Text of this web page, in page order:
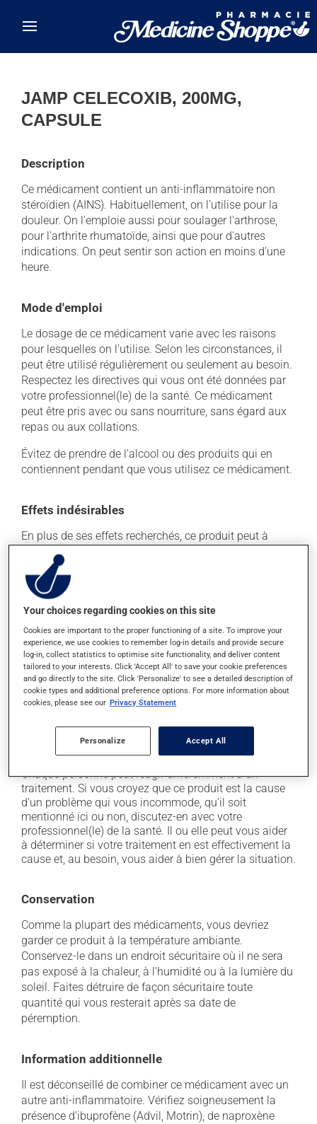
JAMP CELECOXIB, 200MG,
CAPSULE
Description
Ce médicament contient un anti-inflammatoire non
stéroïdien (AINS). Habituellement, on l'utilise pour la
douleur. On l'emploie aussi pour soulager l'arthrose,
pour l'arthrite rhumatoïde, ainsi que pour d'autres
indications. On peut sentir son action en moins d'une
heure.
Mode d'emploi
Le dosage de ce médicament varie avec les raisons
pour lesquelles on l'utilise. Selon les circonstances, il
peut être utilisé régulièrement ou seulement au besoin.
Respectez les directives qui vous ont été données par
votre professionnel(le) de la santé. Ce médicament
peut être pris avec ou sans nourriture, sans égard aux
repas ou aux collations.
Évitez de prendre de l'alcool ou des produits qui en
contiennent pendant que vous utilisez ce médicament.
Effets indésirables
En plus de ses effets recherchés, ce produit peut à
l'occasion entraîner certains effets indésirables (effets
secondaires), notamment :
il peut causer de la diarrhée;
il peut causer des maux de ventre;
il peut donner des problèmes de digestion;
il peut faire augmenter la pression artérielle;
il peut provoquer une rétention de liquide et de
l'enflure (oedème);
il peut rendre votre peau plus sensible aux rayons UV
possible de vous exposer aux rayons UV et protégez-
vous lorsque vous vous exposez au soleil.
Chaque personne peut réagir différemment à un
traitement. Si vous croyez que ce produit est la cause
d'un problème qui vous incommode, qu'il soit
mentionné ici ou non, discutez-en avec votre
professionnel(le) de la santé. Il ou elle peut vous aider
à déterminer si votre traitement en est effectivement la
cause et, au besoin, vous aider à bien gérer la situation.
Conservation
Comme la plupart des médicaments, vous devriez
garder ce produit à la température ambiante.
Conservez-le dans un endroit sécuritaire où il ne sera
pas exposé à la chaleur, à l'humidité ou à la lumière du
soleil. Faites détruire de façon sécuritaire toute
quantité qui vous resterait après sa date de
péremption.
Information additionnelle
Il est déconseillé de combiner ce médicament avec un
autre anti-inflammatoire. Vérifiez soigneusement la
présence d'ibuprofène (Advil, Motrin), de naproxène
Your choices regarding cookies on this site
Cookies are important to the proper functioning of a site. To improve your
experience, we use cookies to remember log-in details and provide secure
log-in, collect statistics to optimise site functionality, and deliver content
tailored to your interests. Click 'Accept All' to save your cookie preferences
and go directly to the site. Click 'Personalize' to see a detailed description of
cookie types and additional preference options. For more information about
cookies, please see our Privacy Statement
Personalize Accept All